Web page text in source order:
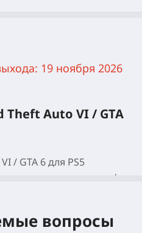
19 ноября 2026
Theft Auto VI / GTA
/ GTA 6 для PS5
вы ищете, где grand
Приготовьтесь к
вопросы